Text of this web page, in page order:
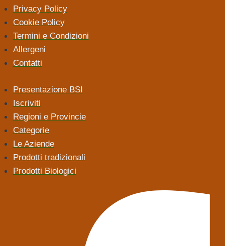
Privacy Policy
Cookie Policy
Termini e Condizioni
Allergeni
Contatti
Presentazione BSI
Iscriviti
Regioni e Provincie
Categorie
Le Aziende
Prodotti tradizionali
Prodotti Biologici